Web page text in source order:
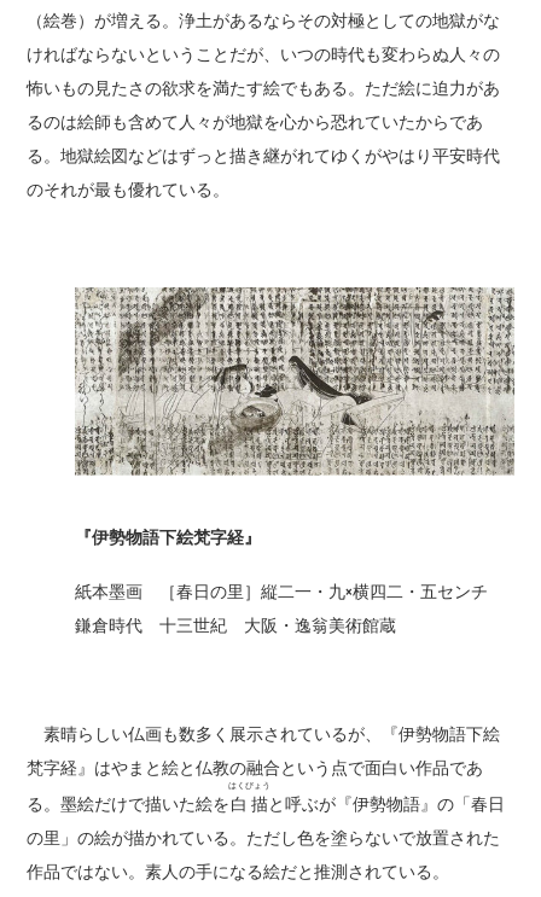
（絵巻）が増える。浄土があるならその対極としての地獄がな
ければならないということだが、いつの時代も変わらぬ人々の
怖いもの見たさの欲求を満たす絵でもある。ただ絵に迫力があ
るのは絵師も含めて人々が地獄を心から恐れていたからであ
る。地獄絵図などはずっと描き継がれてゆくがやはり平安時代
のそれが最も優れている。
『伊勢物語下絵梵字経』
紙本墨画 ［春日の里］縦二一・九×横四二・五センチ
鎌倉時代 十三世紀 大阪・逸翁美術館蔵
素晴らしい仏画も数多く展示されているが、『伊勢物語下絵
梵字経』はやまと絵と仏教の融合という点で面白い作品であ
る。墨絵だけで描いた絵を白描
はくびょう
と呼ぶが『伊勢物語』の「春日
の里」の絵が描かれている。ただし色を塗らないで放置された
作品ではない。素人の手になる絵だと推測されている。